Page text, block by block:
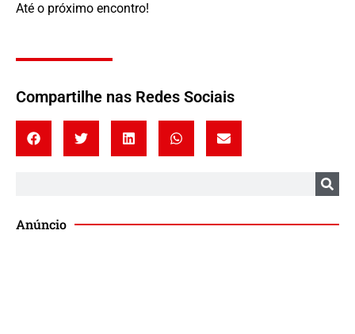
Até o próximo encontro!
Compartilhe nas Redes Sociais
Anúncio